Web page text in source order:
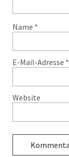
Name *
E-Mail-Adresse *
Website